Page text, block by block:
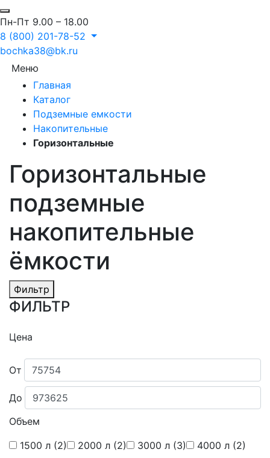
Пн-Пт 9.00 – 18.00
8 (800) 201-78-52
bochka38@bk.ru
Меню
Главная
Каталог
Подземные емкости
Накопительные
Горизонтальные
Горизонтальные
подземные
накопительные
ёмкости
Фильтр
ФИЛЬТР
Цена
От
До
Объем
1500 л (2) 2000 л (2) 3000 л (3) 4000 л (2)